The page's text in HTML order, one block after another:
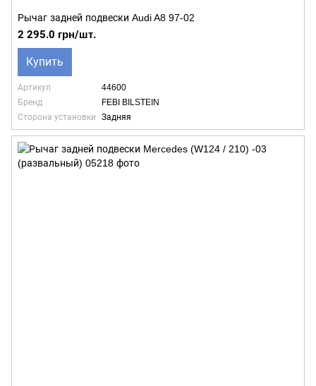
Рычаг задней подвески Audi A8 97-02
2 295.0 грн/шт.
Купить
Артикул
44600
Бренд
FEBI BILSTEIN
Сторона установки
Задняя